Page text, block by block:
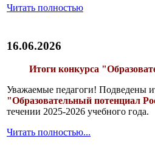
Читать полностью
16.06.2026
Итоги конкурса
Уважаемые педагоги! Подведены
"Образовательный потенциал
течении 2025-2026 учебного года.
Читать полностью...